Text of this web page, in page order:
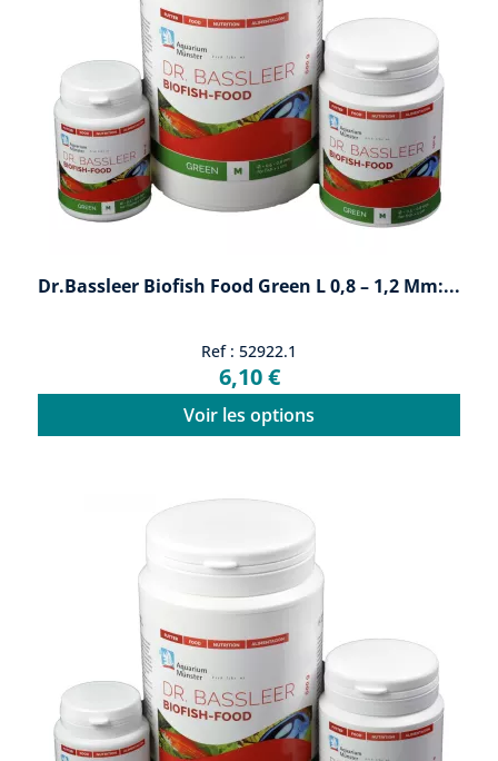
Dr.Bassleer Biofish Food Green L 0,8 – 1,2 Mm:...
Ref : 52922.1
6,10 €
Voir les options